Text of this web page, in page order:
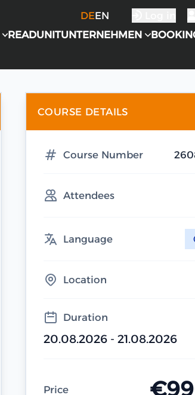
DEEN
READUNITUNTERNEHMEN
COURSE DETAILS
Course Number
Attendees
Language
Location
Duration
20.08.2026 - 21.08.2026
Price